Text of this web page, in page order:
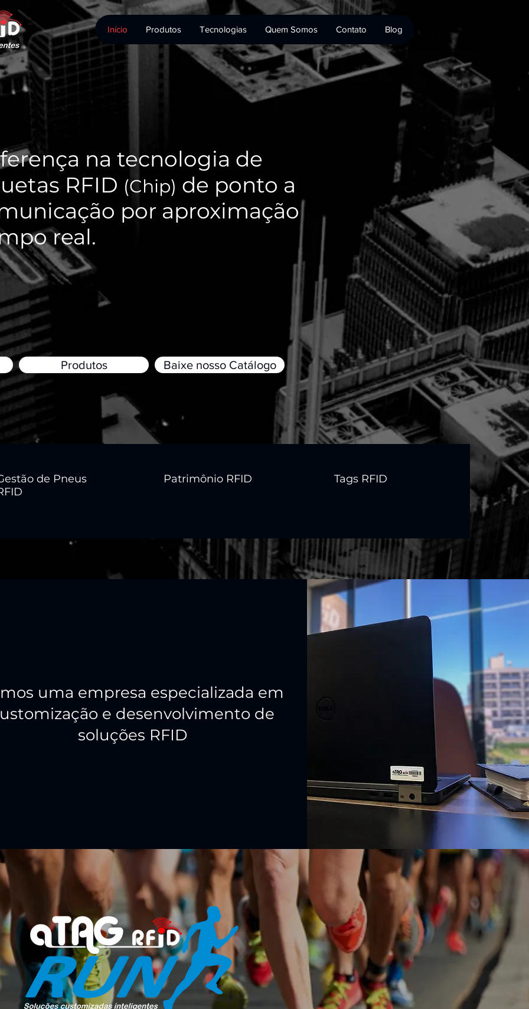
Início Produtos Tecnologias Quem Somos Contato Blog
na tecnologia de
RFID (Chip) de ponto a
por aproximação
real.
Produtos Baixe nosso Catálogo
de Pneus
Patrimônio RFID Tags RFID
uma empresa especializada em
e desenvolvimento de
soluções RFID